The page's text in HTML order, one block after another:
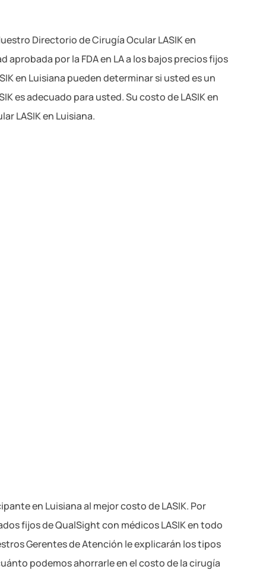
Directorio de Cirugía Ocular LASIK en
por la FDA en LA a los bajos precios fijos
en Luisiana pueden determinar si usted es un
es adecuado para usted. Su costo de LASIK en
LASIK en Luisiana.
en Luisiana al mejor costo de LASIK. Por
fijos de QualSight con médicos LASIK en todo
Gerentes de Atención le explicarán los tipos
podemos ahorrarle en el costo de la cirugía